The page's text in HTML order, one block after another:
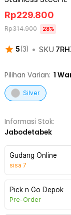
5(3) • SKU
Rp229.800
Rp314.900 28%
Pilihan Varian: 1
Silver
Informasi Stok:
Jabodetabek
Gudang Online
sisa 7
Pick n Go Depok
Pre-Order